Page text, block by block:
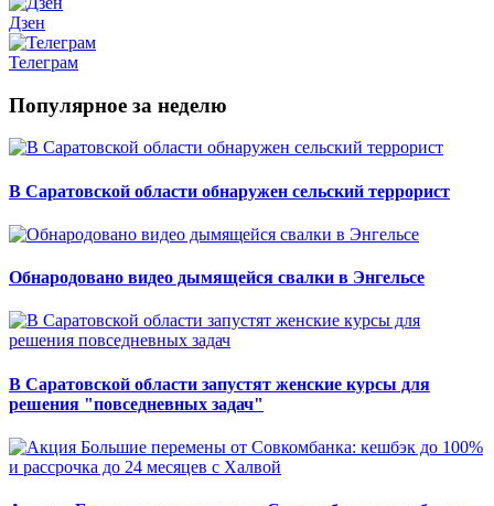
Дзен
Телеграм
Популярное за неделю
В Саратовской области обнаружен сельский террорист
Обнародовано видео дымящейся свалки в Энгельсе
В Саратовской области запустят женские курсы для
решения "повседневных задач"